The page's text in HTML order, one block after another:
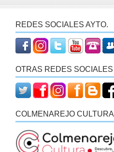
REDES SOCIALES AYTO.
OTRAS REDES SOCIALES
COLMENAREJO CULTURA